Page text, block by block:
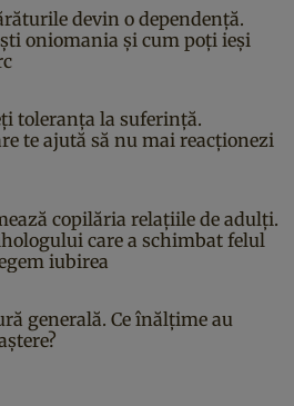
devin o dependență.
oniomania și cum poți ieși
toleranța la suferință.
te ajută să nu mai reacționezi
copilăria relațiile de adulți.
care a schimbat felul
iubirea
generală. Ce înălțime au